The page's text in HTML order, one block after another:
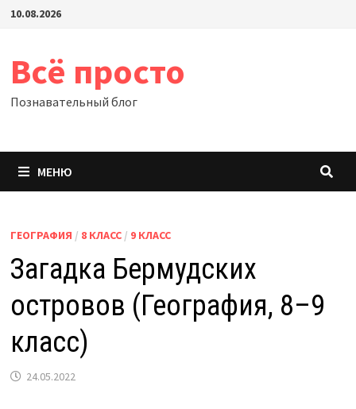
Перейти
10.08.2026
Всё просто
Познавательный блог
МЕНЮ
ГЕОГРАФИЯ / 8 КЛАСС/ 9 КЛАСС
Загадка Бермудских
островов (География, 8–9
класс)
24.05.2022